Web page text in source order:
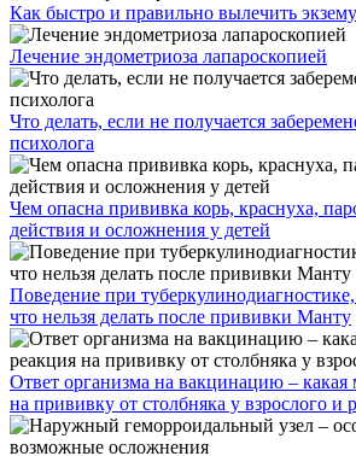
Как быстро и правильно вылечить
Лечение эндометриоза лапароскопией
Что делать, если не получается
психолога
Чем опасна прививка корь, краснуха,
действия и осложнения у детей
Поведение при
что нельзя делать после прививки Манту
Ответ организма на вакцинацию – какая
на прививку от столбняка у взрослого и